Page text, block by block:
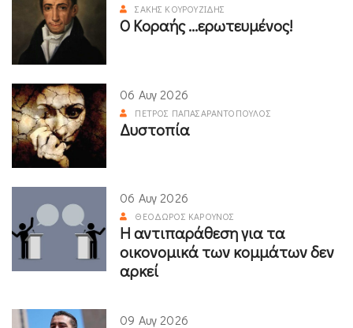
ΣΆΚΗΣ ΚΟΥΡΟΥΖΊΔΗΣ
Ο Κοραής ...ερωτευμένος!
06 Αυγ 2026
ΠΈΤΡΟΣ ΠΑΠΑΣΑΡΑΝΤΌΠΟΥΛΟΣ
Δυστοπία
06 Αυγ 2026
ΘΕΌΔΩΡΟΣ ΚΑΡΟΎΝΟΣ
Η αντιπαράθεση για τα
οικονομικά των κομμάτων δεν
αρκεί
09 Αυγ 2026